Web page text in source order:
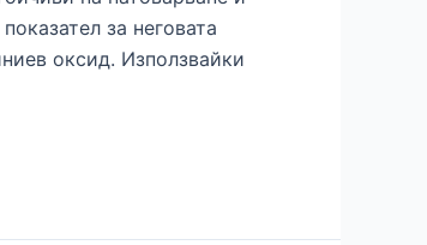
за неговата
оксид. Използвайки